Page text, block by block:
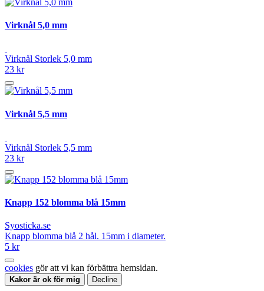
Virknål 5,0 mm
Virknål Storlek 5,0 mm
23 kr
Virknål 5,5 mm
Virknål Storlek 5,5 mm
23 kr
Knapp 152 blomma blå 15mm
Syosticka.se
Knapp blomma blå 2 hål. 15mm i diameter.
5 kr
cookies gör att vi kan förbättra hemsidan.
Kakor är ok för mig Decline